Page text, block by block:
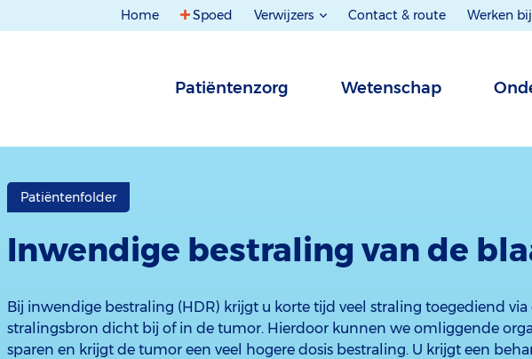
Home Spoed Verwijzers Contact & route Werken bij
Patiëntenzorg Wetenschap
Patiëntenfolder
Inwendige bestraling van de
Bij inwendige bestraling (HDR) krijgt u korte tijd veel straling toegediend via
stralingsbron dicht bij of in de tumor. Hierdoor kunnen we omliggende
sparen en krijgt de tumor een veel hogere dosis bestraling. U krijgt een